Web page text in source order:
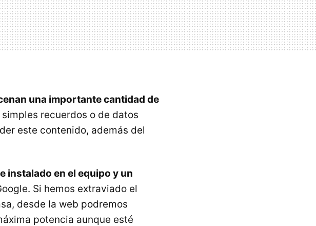
una importante cantidad de
recuerdos o de datos
este contenido, además del
instalado en el equipo y un
Si hemos extraviado el
desde la web podremos
potencia aunque esté